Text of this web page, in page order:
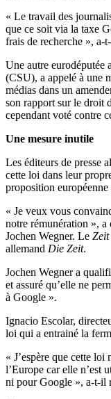
« Le travail des
que ce soit via la taxe
frais de recherche », a-
Une autre
(CSU), a appelé à une
médias dans un
son rapport sur le droit
cependant voté contre
Une mesure inutile
Les éditeurs de presse
cette loi dans leur
proposition européenne
« Je veux vous
notre rémunération »,
Jochen Wegner. Le
allemand Die Zeit.
Jochen Wegner a
et assuré qu’elle ne
à Google ».
Ignacio Escolar,
loi qui a entrainé la
« J’espère que cette loi
l’Europe car elle n’est
ni pour Google », a-t-il